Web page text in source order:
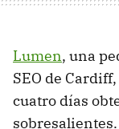
Lumen, una
SEO de
cuatro días